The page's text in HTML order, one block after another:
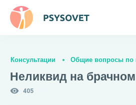
Консультации Общие вопросы по
Неликвид на
405